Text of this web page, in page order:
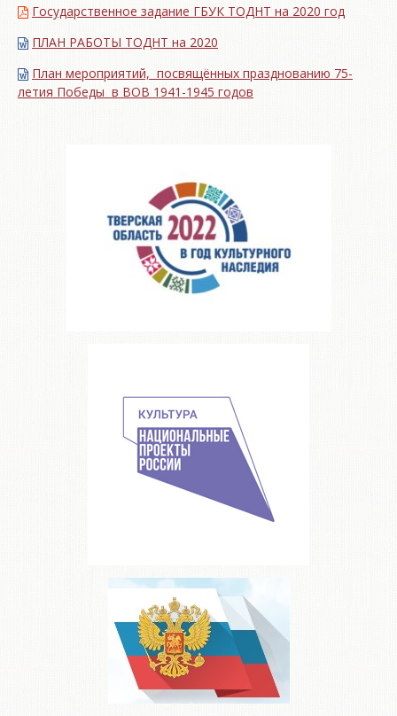
Государственное задание ГБУК ТОДНТ на 2020 год
ПЛАН РАБОТЫ ТОДНТ на 2020
План мероприятий, посвящённых празднованию 75-
летия Победы в ВОВ 1941-1945 годов